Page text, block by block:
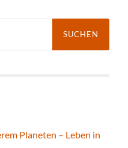
Planeten – Leben in